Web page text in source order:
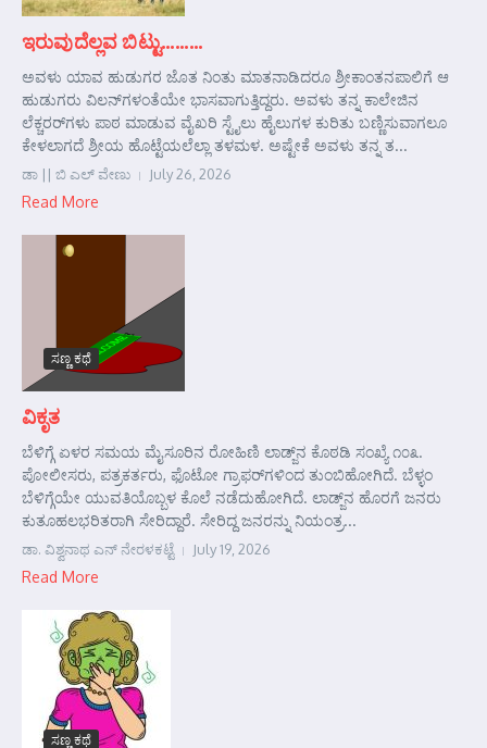
ಇರುವುದೆಲ್ಲವ ಬಿಟ್ಟು………
ಅವಳು ಯಾವ ಹುಡುಗರ ಜೊತ ನಿಂತು ಮಾತನಾಡಿದರೂ ಶ್ರೀಕಾಂತನಪಾಲಿಗೆ ಆ
ಹುಡುಗರು ವಿಲನ್‌ಗಳಂತೆಯೇ ಭಾಸವಾಗುತ್ತಿದ್ದರು. ಅವಳು ತನ್ನ ಕಾಲೇಜಿನ
ಲೆಕ್ಚರರ್‌ಗಳು ಪಾಠ ಮಾಡುವ ವೈಖರಿ ಸ್ಟೈಲು ಹೈಲುಗಳ ಕುರಿತು ಬಣ್ಣಿಸುವಾಗಲೂ
ಕೇಳಲಾಗದೆ ಶ್ರೀಯ ಹೊಟ್ಟೆಯಲೆಲ್ಲಾ ತಳಮಳ. ಅಷ್ಟೇಕೆ ಅವಳು ತನ್ನ ತ...
ಡಾ || ಬಿ ಎಲ್ ವೇಣು July 26, 2026
Read More
ಸಣ್ಣ ಕಥೆ
ವಿಕೃತ
ಬೆಳಿಗ್ಗೆ ಏಳರ ಸಮಯ ಮೈಸೂರಿನ ರೋಹಿಣಿ ಲಾಡ್ಜ್‌ನ ಕೊಠಡಿ ಸಂಖ್ಯೆ ೧೦೩.
ಪೋಲೀಸರು, ಪತ್ರಕರ್ತರು, ಫೊಟೋ ಗ್ರಾಫರ್‌ಗಳಿಂದ ತುಂಬಿಹೋಗಿದೆ. ಬೆಳ್ಳಂ
ಬೆಳಿಗ್ಗೆಯೇ ಯುವತಿಯೊಬ್ಬಳ ಕೊಲೆ ನಡೆದುಹೋಗಿದೆ. ಲಾಡ್ಜ್‌ನ ಹೊರಗೆ ಜನರು
ಕುತೂಹಲಭರಿತರಾಗಿ ಸೇರಿದ್ದಾರೆ. ಸೇರಿದ್ದ ಜನರನ್ನು ನಿಯಂತ್ರ...
ಡಾ. ವಿಶ್ವನಾಥ ಎನ್ ನೇರಳಕಟ್ಟೆ July 19, 2026
Read More
ಸಣ್ಣ ಕಥೆ